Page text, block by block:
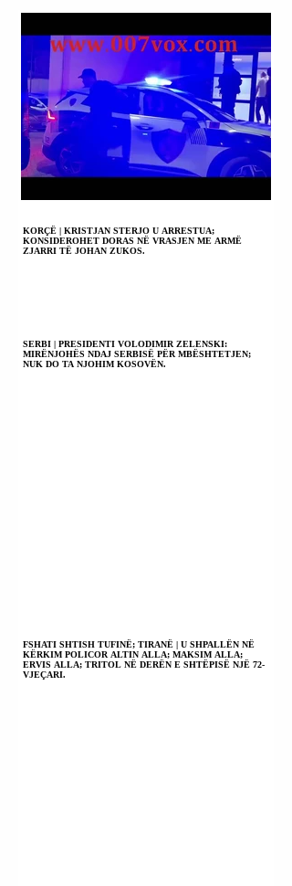
KORÇË | KRISTJAN STERJO U ARRESTUA;
KONSIDEROHET DORAS NË VRASJEN ME ARMË
ZJARRI TË JOHAN ZUKOS.
SERBI | PRESIDENTI VOLODIMIR ZELENSKI:
MIRËNJOHËS NDAJ SERBISË PËR MBËSHTETJEN;
NUK DO TA NJOHIM KOSOVËN.
FSHATI SHTISH TUFINË; TIRANË | U SHPALLËN NË
KËRKIM POLICOR ALTIN ALLA; MAKSIM ALLA;
ERVIS ALLA; TRITOL NË DERËN E SHTËPISË NJË 72-
VJEÇARI.